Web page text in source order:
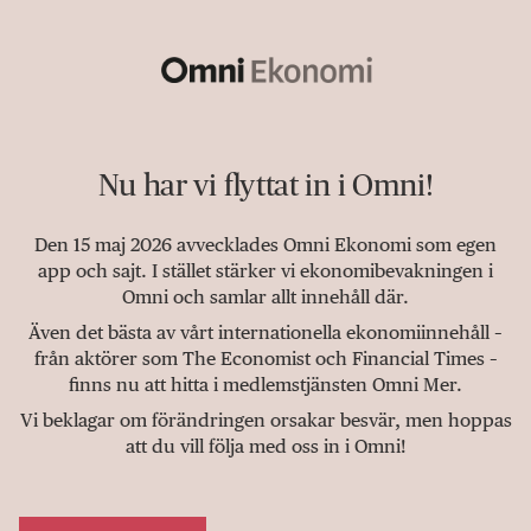
Nu har vi flyttat in i Omni!
Den 15 maj 2026 avvecklades Omni Ekonomi som egen
app och sajt. I stället stärker vi ekonomibevakningen i
Omni och samlar allt innehåll där.
Även det bästa av vårt internationella ekonomiinnehåll –
från aktörer som The Economist och Financial Times –
finns nu att hitta i medlemstjänsten Omni Mer.
Vi beklagar om förändringen orsakar besvär, men hoppas
att du vill följa med oss in i Omni!